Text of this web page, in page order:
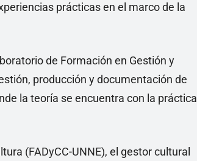
prácticas en el marco de la
de Formación en Gestión y
producción y documentación de
la teoría se encuentra con la práctica
(FADyCC-UNNE), el gestor cultural